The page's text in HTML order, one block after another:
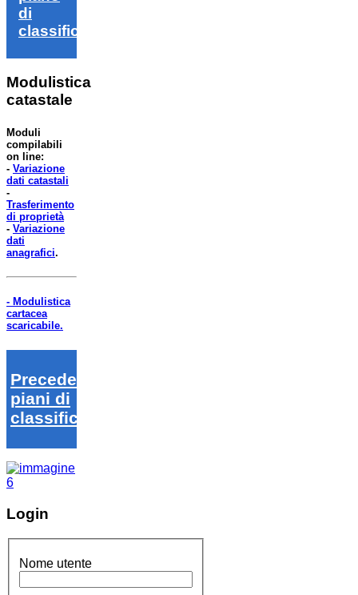
di
classifica
Modulistica
catastale
Moduli
compilabili
on line:
- Variazione
dati catastali
-
Trasferimento
di proprietà
- Variazione
dati
anagrafici.
- Modulistica
cartacea
scaricabile.
Precedenti
piani di
classifica
Login
Nome utente